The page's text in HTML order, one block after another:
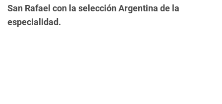
San Rafael con la selección Argentina de la
especialidad.